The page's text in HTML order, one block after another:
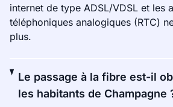
internet de type ADSL/VDSL et les
téléphoniques analogiques (RTC)
plus.
Le passage à la fibre est-il
les habitants de Champagne